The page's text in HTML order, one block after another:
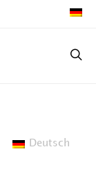
Deutsch